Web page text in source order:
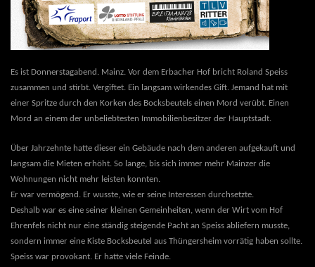
Es ist Donnerstagabend. Mainz. Vor dem Erbacher Hof bricht Roland Speiss
zusammen und stirbt. Vergiftet. Ein langsam wirkendes Gift. Jemand hat mit
einer Spritze durch den Korken des Bocksbeutels einen Mord verübt. Einen
Mord an einem der unbeliebtesten Immobilienbesitzer der Hauptstadt.
Über Jahrzehnte hatte dieser ein Gebäude nach dem anderen aufgekauft und
langsam die Mieten erhöht. So lange, bis sich immer mehr Mainzer die
Wohnungen nicht mehr leisten konnten.
Er war vermögend. Er wusste, wie er seine Interessen durchsetzte.
Deshalb war es eine seiner kleinen Gemeinheiten, wenn der Wirt vom Hof
Ehrenfels nicht nur eine ständig steigende Pacht an Speiss abliefern musste,
sondern immer eine Kiste Bocksbeutel aus Thüngersheim vorrätig haben sollte.
Speiss war provokant. Er hatte viele Feinde.